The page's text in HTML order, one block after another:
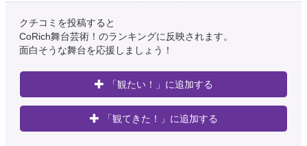
クチコミを投稿すると
CoRich舞台芸術！のランキングに反映されます。
面白そうな舞台を応援しましょう！
「観たい！」に追加する
「観てきた！」に追加する